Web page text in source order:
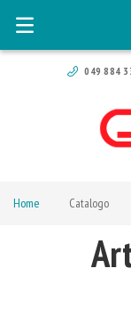
049 884
Home Catalogo